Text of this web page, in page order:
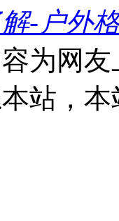
-户外
为网
站，